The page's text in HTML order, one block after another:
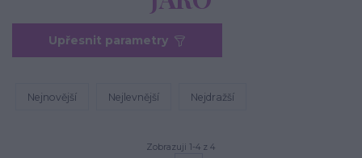
Upřesnit parametry
Nejnovější Nejlevnější Nejdražší
Zobrazuji 1-4 z 4